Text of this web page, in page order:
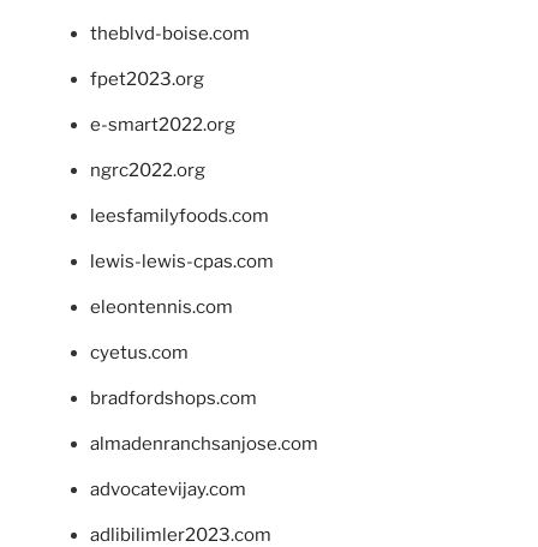
theblvd-boise.com
fpet2023.org
e-smart2022.org
ngrc2022.org
leesfamilyfoods.com
lewis-lewis-cpas.com
eleontennis.com
cyetus.com
bradfordshops.com
almadenranchsanjose.com
advocatevijay.com
adlibilimler2023.com